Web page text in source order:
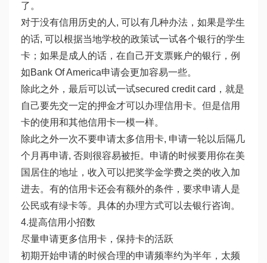
了。
对于没有信用历史的人, 可以有几种办法，如果是学生
的话, 可以根据当地学校的政策试一试各个银行的学生
卡；如果是成人的话，在自己开支票账户的银行，例
如Bank Of America申请会更加容易一些。
除此之外，最后可以试一试secured credit card，就是
自己要先交一定的押金才可以办理信用卡。但是信用
卡的使用和其他信用卡一模一样。
除此之外一次不要申请太多信用卡, 申请一轮以后隔几
个月再申请, 否则很容易被拒。申请的时候要用你在美
国居住的地址，收入可以把奖学金学费之类的收入加
进去。有的信用卡还会有额外的条件，要求申请人是
公民或有绿卡等。具体的办理方式可以去银行咨询。
4.提高信用小招数
尽量申请更多信用卡，保持卡的活跃
初期开始申请的时候合理的申请频率约为半年，太频